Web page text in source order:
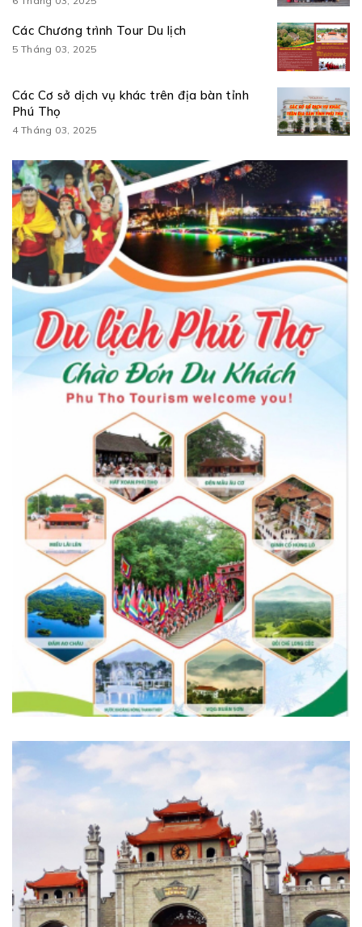
Các Chương trình Tour Du lịch
5 Tháng 03, 2025
Các Cơ sở dịch vụ khác trên địa bàn tỉnh
Phú Thọ
4 Tháng 03, 2025